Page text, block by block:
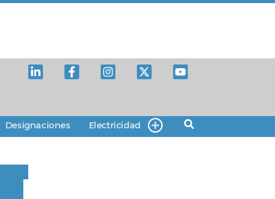
Designaciones Electricidad